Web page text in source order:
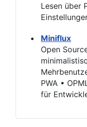
Lesen über
Miniflux
Open
PWA •
für